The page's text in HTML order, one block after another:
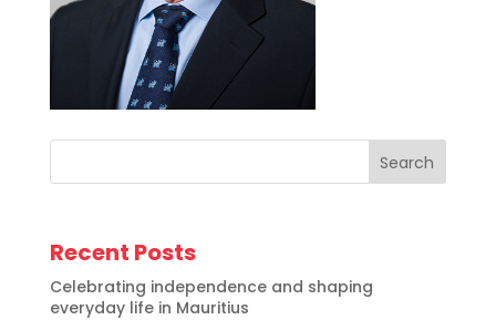
Search
Recent Posts
Celebrating independence and shaping
everyday life in Mauritius